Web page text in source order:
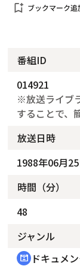
bookmark_add ブックマーク追
番組ID
014921
※放送ライブ
することで、
放送日時
1988年06月
時間（分）
48
ジャンル
cinematic_blur ドキュメ